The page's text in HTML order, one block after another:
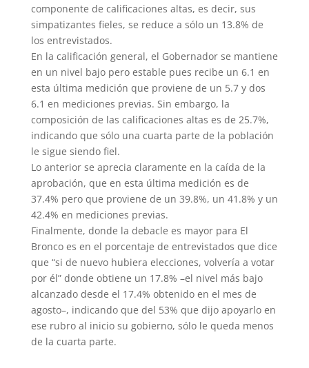
componente de calificaciones altas, es decir, sus
simpatizantes fieles, se reduce a sólo un 13.8% de
los entrevistados.
En la calificación general, el Gobernador se mantiene
en un nivel bajo pero estable pues recibe un 6.1 en
esta última medición que proviene de un 5.7 y dos
6.1 en mediciones previas. Sin embargo, la
composición de las calificaciones altas es de 25.7%,
indicando que sólo una cuarta parte de la población
le sigue siendo fiel.
Lo anterior se aprecia claramente en la caída de la
aprobación, que en esta última medición es de
37.4% pero que proviene de un 39.8%, un 41.8% y un
42.4% en mediciones previas.
Finalmente, donde la debacle es mayor para El
Bronco es en el porcentaje de entrevistados que dice
que “si de nuevo hubiera elecciones, volvería a votar
por él” donde obtiene un 17.8% –el nivel más bajo
alcanzado desde el 17.4% obtenido en el mes de
agosto–, indicando que del 53% que dijo apoyarlo en
ese rubro al inicio su gobierno, sólo le queda menos
de la cuarta parte.